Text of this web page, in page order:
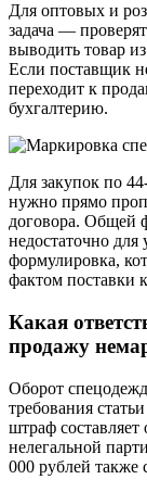
Для оптовых и
задача —
выводить товар
Если поставщик
переходит к
бухгалтерию.
Для закупок по
нужно прямо
договора. Общей
недостаточно
формулировка,
фактом поставки
Какая
продажу
Оборот
требования
штраф
нелегальной
000 рублей также